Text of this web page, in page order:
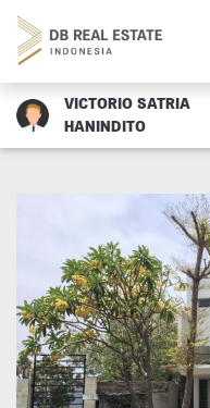
VICTORIO SATRIA
HANINDITO